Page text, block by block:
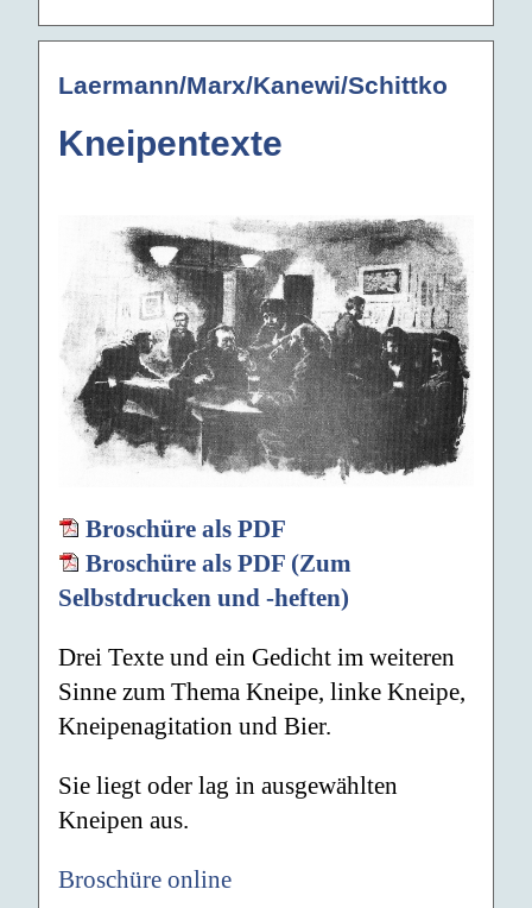
Laermann/Marx/Kanewi/Schittko
Kneipentexte
Broschüre als PDF
Broschüre als PDF (Zum
Selbstdrucken und -heften)
Drei Texte und ein Gedicht im weiteren
Sinne zum Thema Kneipe, linke Kneipe,
Kneipenagitation und Bier.
Sie liegt oder lag in ausgewählten
Kneipen aus.
Broschüre online